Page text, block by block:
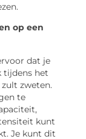
op een
dat je
tijdens het
zweten.
te
kunt
Je kunt dit